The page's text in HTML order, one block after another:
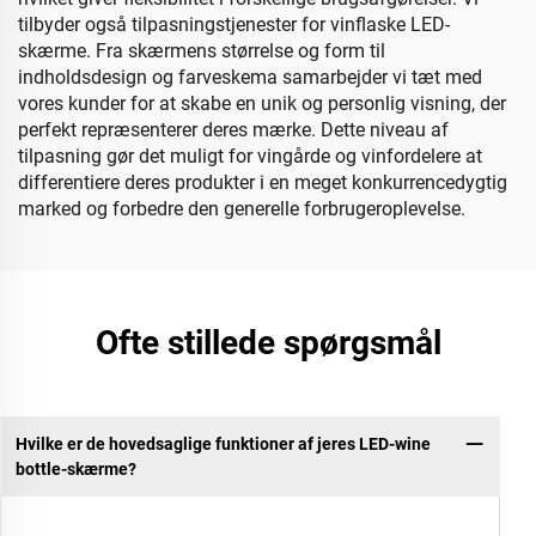
tilbyder også tilpasningstjenester for vinflaske LED-
skærme. Fra skærmens størrelse og form til
indholdsdesign og farveskema samarbejder vi tæt med
vores kunder for at skabe en unik og personlig visning, der
perfekt repræsenterer deres mærke. Dette niveau af
tilpasning gør det muligt for vingårde og vinfordelere at
differentiere deres produkter i en meget konkurrencedygtig
marked og forbedre den generelle forbrugeroplevelse.
Ofte stillede spørgsmål
Hvilke er de hovedsaglige funktioner af jeres LED-wine
bottle-skærme?